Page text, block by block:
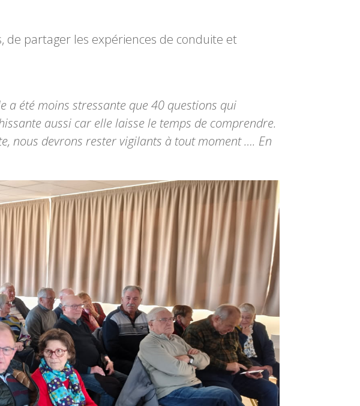
de partager les expériences de conduite et
a été moins stressante que 40 questions qui
aussi car elle laisse le temps de comprendre.
nous devrons rester vigilants à tout moment …. En